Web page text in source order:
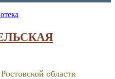
области